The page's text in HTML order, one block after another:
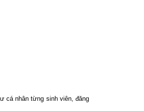
cá nhân từng sinh viên, đăng